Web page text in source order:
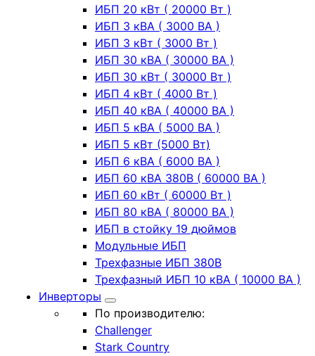
ИБП 20 кВт ( 20000 Вт )
ИБП 3 кВА ( 3000 ВА )
ИБП 3 кВт ( 3000 Вт )
ИБП 30 кВА ( 30000 ВА )
ИБП 30 кВт ( 30000 Вт )
ИБП 4 кВт ( 4000 Вт )
ИБП 40 кВА ( 40000 ВА )
ИБП 5 кВА ( 5000 ВА )
ИБП 5 кВт (5000 Вт)
ИБП 6 кВА ( 6000 ВА )
ИБП 60 кВА 380В ( 60000 ВА )
ИБП 60 кВт ( 60000 Вт )
ИБП 80 кВА ( 80000 ВА )
ИБП в стойку 19 дюймов
Модульные ИБП
Трехфазные ИБП 380В
Трехфазный ИБП 10 кВА ( 10000 ВА )
Инверторы
По производителю:
Challenger
Stark Country